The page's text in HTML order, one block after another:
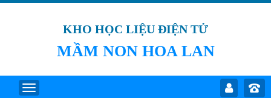
KHO HỌC LIỆU ĐIỆN TỬ
MẦM NON HOA LAN